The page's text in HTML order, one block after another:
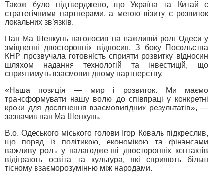
Також було підтверджено, що Україна та Китай є
стратегічними партнерами, а метою візиту є розвиток
локальних зв’язків.
Пан Ма Шенкунь наголосив на важливій ролі Одеси у
зміцненні двосторонніх відносин. З боку Посольства
КНР прозвучала готовність сприяти розвитку відносин
шляхом надання технологій та інвестицій, що
сприятимуть взаємовигідному партнерству.
«Наша позиція — мир і розвиток. Ми маємо
трансформувати нашу волю до співпраці у конкретні
кроки для досягнення взаємовигідних результатів», —
зазначив пан Ма Шенкунь.
В.о. Одеського міського голови Ігор Коваль підкреслив,
що поряд із політикою, економікою та фінансами
важливу роль у налагодженні двосторонніх контактів
відіграють освіта та культура, які сприяють більш
тісному взаєморозумінню між народами.